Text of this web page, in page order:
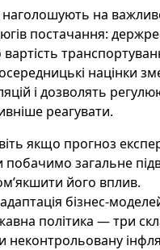
на
постачання:
вартість
націнки
і дозволять
реагувати.
якщо прогноз
побачимо загальне
його вплив.
бізнес-
політика — три
неконтрольовану